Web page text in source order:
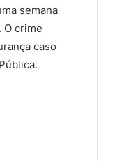
semana
O crime
caso